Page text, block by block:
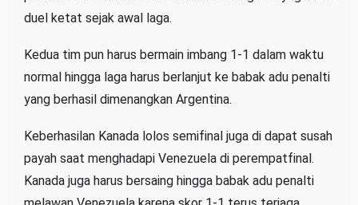
duel ketat sejak awal laga.
Kedua tim pun harus bermain imbang 1-1 dalam waktu
normal hingga laga harus berlanjut ke babak adu penalti
yang berhasil dimenangkan Argentina.
Keberhasilan Kanada lolos semifinal juga di dapat susah
payah saat menghadapi Venezuela di perempatfinal.
Kanada juga harus bersaing hingga babak adu penalti